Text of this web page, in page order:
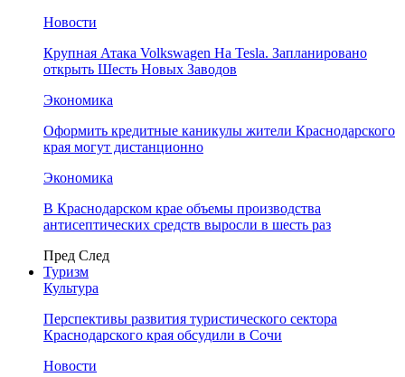
Новости
Крупная Атака Volkswagen На Tesla. Запланировано
открыть Шесть Новых Заводов
Экономика
Оформить кредитные каникулы жители Краснодарского
края могут дистанционно
Экономика
В Краснодарском крае объемы производства
антисептических средств выросли в шесть раз
Пред След
Туризм
Культура
Перспективы развития туристического сектора
Краснодарского края обсудили в Сочи
Новости